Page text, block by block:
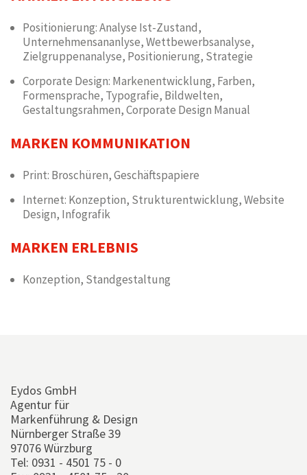
Positionierung: Analyse Ist-Zustand,
Unternehmensananlyse, Wettbewerbsanalyse,
Zielgruppenanalyse, Positionierung, Strategie
Corporate Design: Markenentwicklung, Farben,
Formensprache, Typografie, Bildwelten,
Gestaltungsrahmen, Corporate Design Manual
MARKEN KOMMUNIKATION
Print: Broschüren, Geschäftspapiere
Internet: Konzeption, Strukturentwicklung, Website
Design, Infografik
MARKEN ERLEBNIS
Konzeption, Standgestaltung
Eydos GmbH
Agentur für
Markenführung & Design
Nürnberger Straße 39
97076 Würzburg
Tel: 0931 - 4501 75 - 0